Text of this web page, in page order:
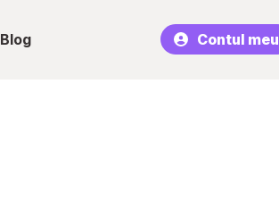
Blog Contul meu